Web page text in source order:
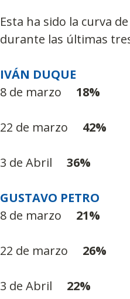
Esta ha sido la curva
durante las últimas
IVÁN DUQUE
8 de marzo 18%
22 de marzo 42%
3 de Abril 36%
GUSTAVO PETRO
8 de marzo 21%
22 de marzo 26%
3 de Abril 22%